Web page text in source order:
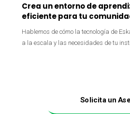
Crea un entorno de
eficiente para tu
Hablemos de cómo la tecnología de
a la escala y las necesidades de tu
Solicita un